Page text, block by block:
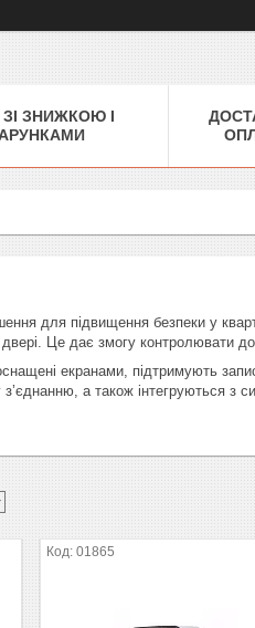
ЗНИЖКОЮ І
для підвищення безпеки у
двері. Це дає змогу контролювати
екранами, підтримують
а також інтегруються з
01865